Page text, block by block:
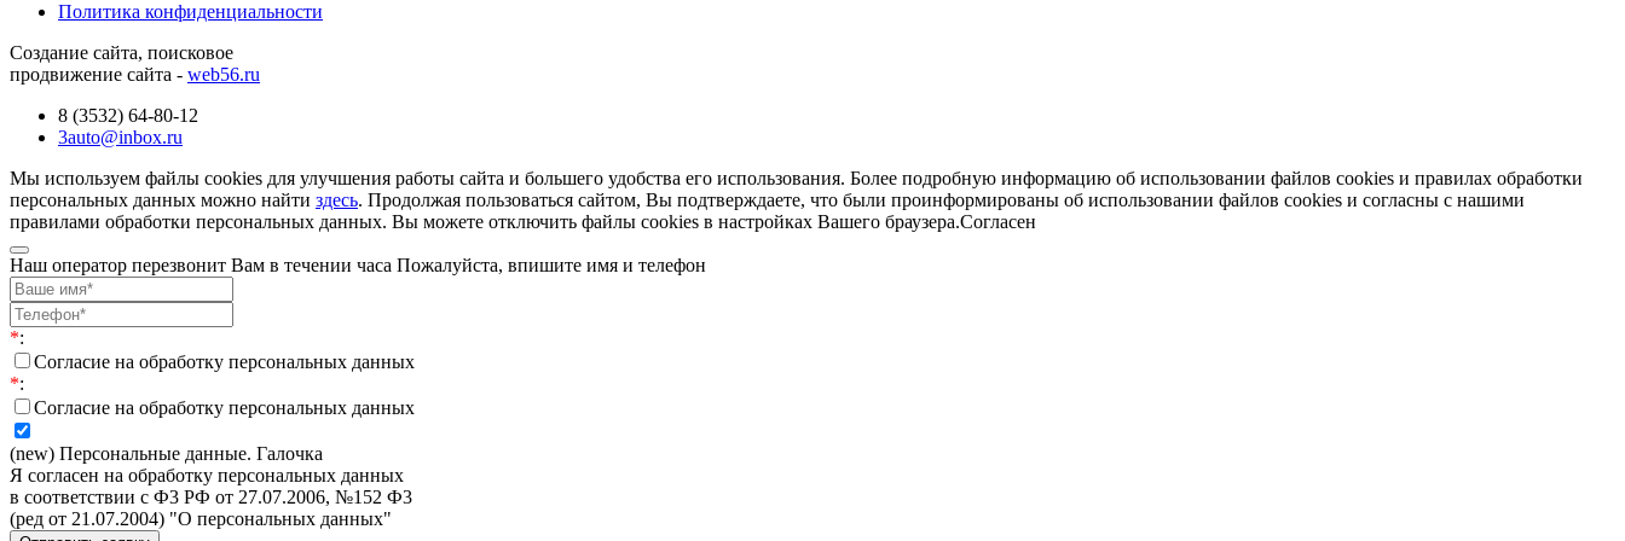
Политика конфиденциальности
Создание сайта, поисковое
продвижение сайта - web56.ru
8 (3532) 64-80-12
3auto@inbox.ru
Мы используем файлы cookies для улучшения работы сайта и большего удобства его использования. Более подробную информацию об использовании файлов cookies и правилах обработки
персональных данных можно найти здесь. Продолжая пользоваться сайтом, Вы подтверждаете, что были проинформированы об использовании файлов cookies и согласны с нашими
правилами обработки персональных данных. Вы можете отключить файлы cookies в настройках Вашего браузера.Согласен
Наш оператор перезвонит Вам в течении часа Пожалуйста, впишите имя и телефон
*:
Согласие на обработку персональных данных
*:
Согласие на обработку персональных данных
(new) Персональные данные. Галочка
Я согласен на обработку персональных данных
в соответствии с Ф3 РФ от 27.07.2006, №152 Ф3
(ред от 21.07.2004) "О персональных данных"